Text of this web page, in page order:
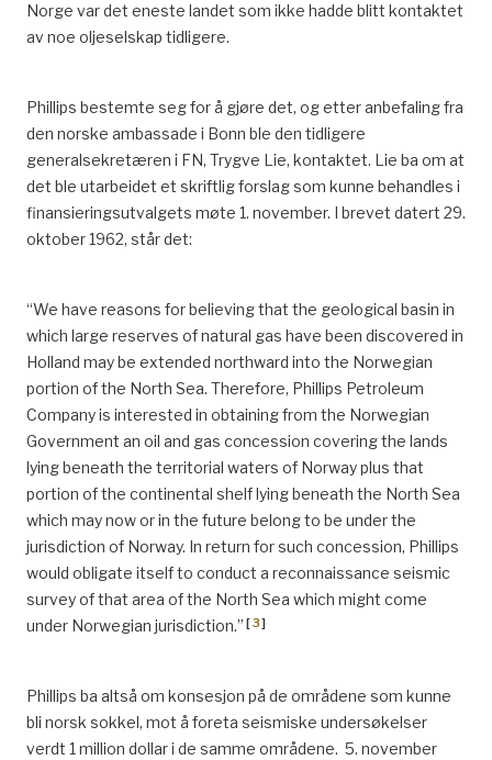
Norge var det eneste landet som ikke hadde blitt kontaktet
av noe oljeselskap tidligere.
Phillips bestemte seg for å gjøre det, og etter anbefaling fra
den norske ambassade i Bonn ble den tidligere
generalsekretæren i FN, Trygve Lie, kontaktet. Lie ba om at
det ble utarbeidet et skriftlig forslag som kunne behandles i
finansieringsutvalgets møte 1. november. I brevet datert 29.
oktober 1962, står det:
“We have reasons for believing that the geological basin in
which large reserves of natural gas have been discovered in
Holland may be extended northward into the Norwegian
portion of the North Sea. Therefore, Phillips Petroleum
Company is interested in obtaining from the Norwegian
Government an oil and gas concession covering the lands
lying beneath the territorial waters of Norway plus that
portion of the continental shelf lying beneath the North Sea
which may now or in the future belong to be under the
jurisdiction of Norway. In return for such concession, Phillips
would obligate itself to conduct a reconnaissance seismic
survey of that area of the North Sea which might come
under Norwegian jurisdiction.” [3]
Phillips ba altså om konsesjon på de områdene som kunne
bli norsk sokkel, mot å foreta seismiske undersøkelser
verdt 1 million dollar i de samme områdene. 5. november